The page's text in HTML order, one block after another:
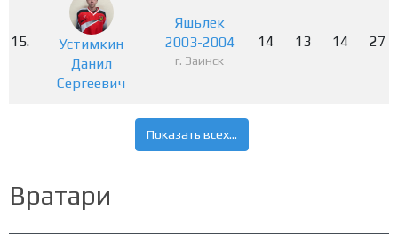
15.
Устимкин
Данил
Сергеевич
Яшьлек
2003-2004
г. Заинск
14 13 14 27
Показать всех...
Вратари